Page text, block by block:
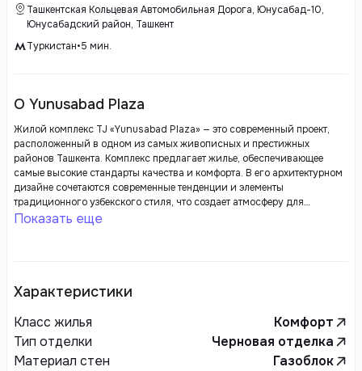
Ташкентская Кольцевая Автомобильная Дорога, Юнусабад-10,
Юнусабадский район, Ташкент
Туркистан•5 мин.
О Yunusabad Plaza
Жилой комплекс TJ «Yunusabad Plaza» — это современный проект,
расположенный в одном из самых живописных и престижных
районов Ташкента. Комплекс предлагает жилье, обеспечивающее
самые высокие стандарты качества и комфорта. В его архитектурном
дизайне сочетаются современные тенденции и элементы
традиционного узбекского стиля, что создает атмосферу для
повседневной жизни.
Показать еще
Характеристики
Класс жилья
Комфорт
Тип отделки
Черновая отделка
Материал стен
Газоблок